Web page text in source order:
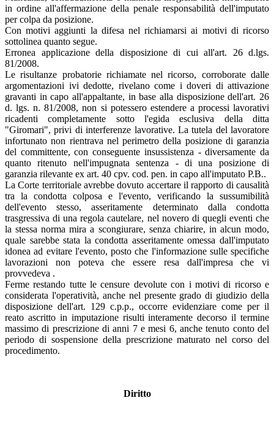
in ordine all'affermazione della penale responsabilità dell'imputato
per colpa da posizione.
Con motivi aggiunti la difesa nel richiamarsi ai motivi di ricorso
sottolinea quanto segue.
Erronea applicazione della disposizione di cui all'art. 26 d.lgs.
81/2008.
Le risultanze probatorie richiamate nel ricorso, corroborate dalle
argomentazioni ivi dedotte, rivelano come i doveri di attivazione
gravanti in capo all'appaltante, in base alla disposizione dell'art. 26
d. lgs. n. 81/2008, non si potessero estendere a processi lavorativi
ricadenti completamente sotto l'egida esclusiva della ditta
"Giromari", privi di interferenze lavorative. La tutela del lavoratore
infortunato non rientrava nel perimetro della posizione di garanzia
del committente, con conseguente insussistenza - diversamente da
quanto ritenuto nell'impugnata sentenza - di una posizione di
garanzia rilevante ex art. 40 cpv. cod. pen. in capo all'imputato P.B..
La Corte territoriale avrebbe dovuto accertare il rapporto di causalità
tra la condotta colposa e l'evento, verificando la sussumibilità
dell'evento stesso, asseritamente determinato dalla condotta
trasgressiva di una regola cautelare, nel novero di quegli eventi che
la stessa norma mira a scongiurare, senza chiarire, in alcun modo,
quale sarebbe stata la condotta asseritamente omessa dall'imputato
idonea ad evitare l'evento, posto che l'informazione sulle specifiche
lavorazioni non poteva che essere resa dall'impresa che vi
provvedeva .
Ferme restando tutte le censure devolute con i motivi di ricorso e
considerata l'operatività, anche nel presente grado di giudizio della
disposizione dell'art. 129 c.p.p., occorre evidenziare come per il
reato ascritto in imputazione risulti interamente decorso il termine
massimo di prescrizione di anni 7 e mesi 6, anche tenuto conto del
periodo di sospensione della prescrizione maturato nel corso del
procedimento.
Diritto